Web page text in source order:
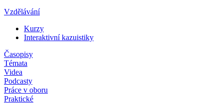
Vzdělávání
Kurzy
Interaktivní kazuistiky
Časopisy
Témata
Videa
Podcasty
Práce v oboru
Praktické